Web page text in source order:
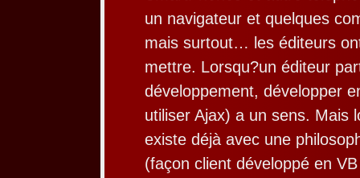
un navigateur et quelques
mais surtout… les éditeurs
mettre. Lorsqu?un éditeur
développement, développer
utiliser Ajax) a un sens. Mais
existe déjà avec une
(façon client développé en